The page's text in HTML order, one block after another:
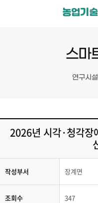
농업기
스마
연구시설
2026년 시각·청각장
작성부서 장계면
조회수 347